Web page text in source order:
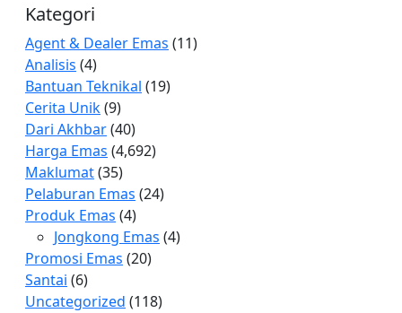
Kategori
Agent & Dealer Emas (11)
Analisis (4)
Bantuan Teknikal (19)
Cerita Unik(9)
Dari Akhbar(40)
Harga Emas (4,692)
Maklumat(35)
Pelaburan Emas (24)
Produk Emas (4)
Jongkong Emas (4)
Promosi Emas (20)
Santai (6)
Uncategorized (118)